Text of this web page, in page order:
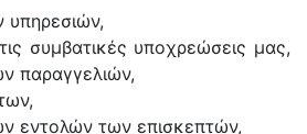
υπηρεσιών,
συμβατικές υποχρεώσεις μας,
παραγγελιών,
εντολών των επισκεπτών,